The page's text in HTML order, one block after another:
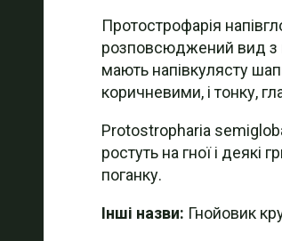
Протострофарія
розповсюджений вид з
мають напівкулясту
коричневими, і тонку,
Protostropharia
ростуть на гної і
поганку.
Інші назви: Гнойовик